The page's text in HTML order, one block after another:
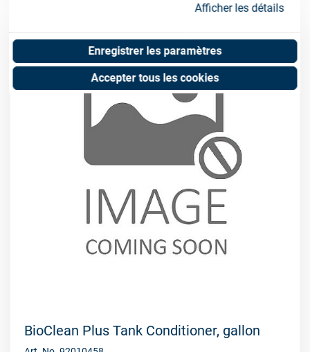
Afficher les détails
Enregistrer les paramètres
Accepter tous les cookies
BioClean Plus Tank Conditioner, gallon